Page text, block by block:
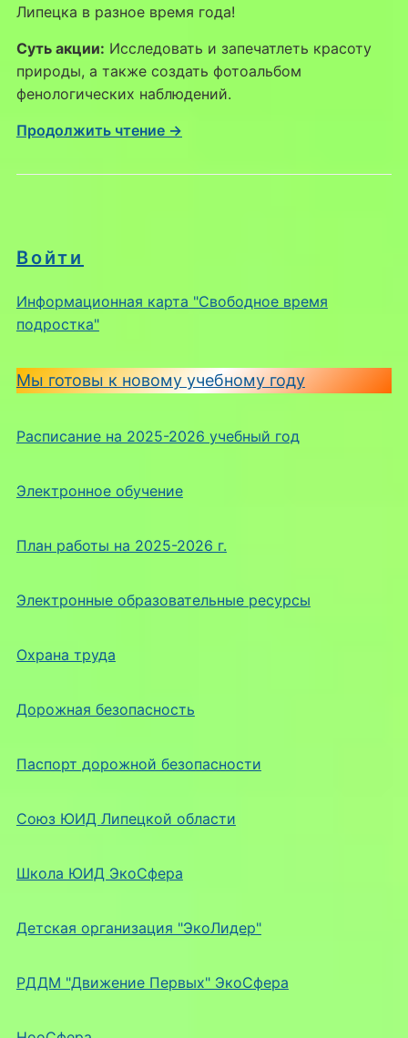
Войти
Информационная карта "Свободное время
подростка"
Мы готовы к новому учебному году
Расписание на 2025-2026 учебный год
Электронное обучение
План работы на 2025-2026 г.
Электронные образовательные ресурсы
Охрана труда
Дорожная безопасность
Паспорт дорожной безопасности
Союз ЮИД Липецкой области
Школа ЮИД ЭкоСфера
Детская организация "ЭкоЛидер"
РДДМ "Движение Первых" ЭкоСфера
Липецка в разное время года!
Суть акции: Исследовать и запечатлеть красоту
природы, а также создать фотоальбом
фенологических наблюдений.
Продолжить чтение →